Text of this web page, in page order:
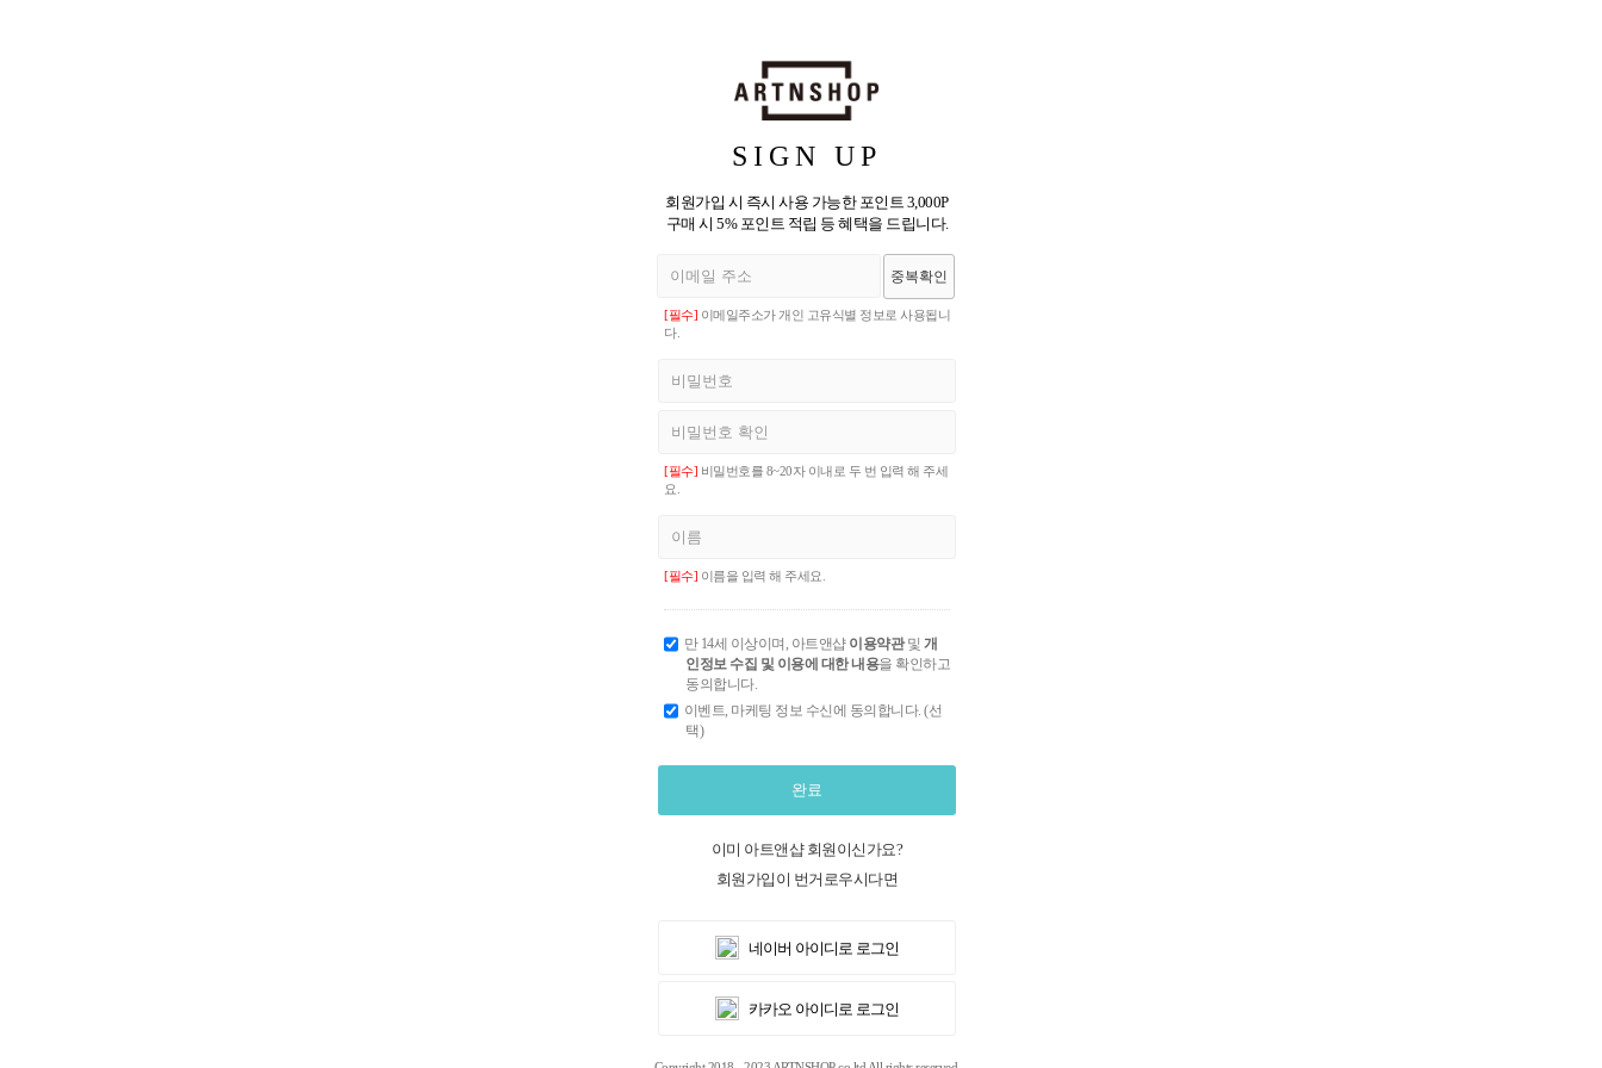
SIGN UP
회원가입 시 즉시 사용 가능한 포인트 3,000P
구매 시 5% 포인트 적립 등 혜택을 드립니다.
중복확인
[필수] 이메일주소가 개인 고유식별 정보로 사용됩니
다.
[필수] 비밀번호를 8~20자 이내로 두 번 입력 해 주세
요.
[필수] 이름을 입력 해 주세요.
만 14세 이상이며, 아트앤샵 이용약관및 개
인정보 수집 및 이용에 대한 내용을 확인하고
동의합니다.
이벤트, 마케팅 정보 수신에 동의합니다. (선
택)
완료
이미 아트앤샵 회원이신가요?
회원가입이 번거로우시다면
네이버 아이디로 로그인
카카오 아이디로 로그인